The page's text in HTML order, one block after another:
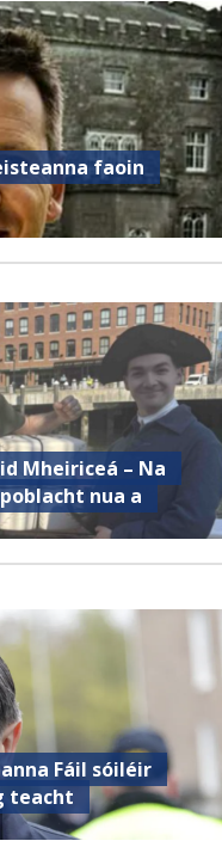
faoin
Mheiriceá – Na
nua a
Fáil sóiléir
teacht